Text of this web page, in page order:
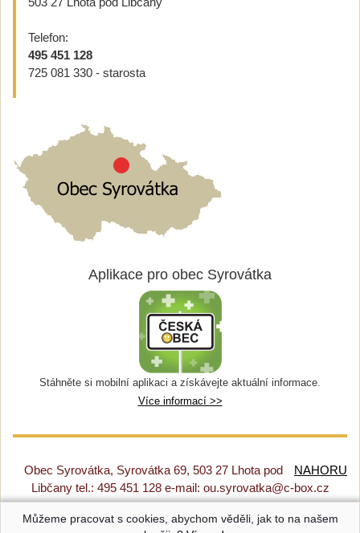
Telefon:
495 451 128
725 081 330 - starosta
Aplikace pro obec Syrovátka
Stáhněte si mobilní aplikaci a získávejte aktuální informace.
Více informací >>
NAHORU
Obec Syrovátka, Syrovátka 69, 503 27 Lhota pod
Libčany tel.: 495 451 128 e-mail: ou.syrovatka@c-box.cz
Prohlášení o přístupnosti|Původní web|Nastavení cookies
Můžeme pracovat s cookies, abychom věděli, jak to na našem